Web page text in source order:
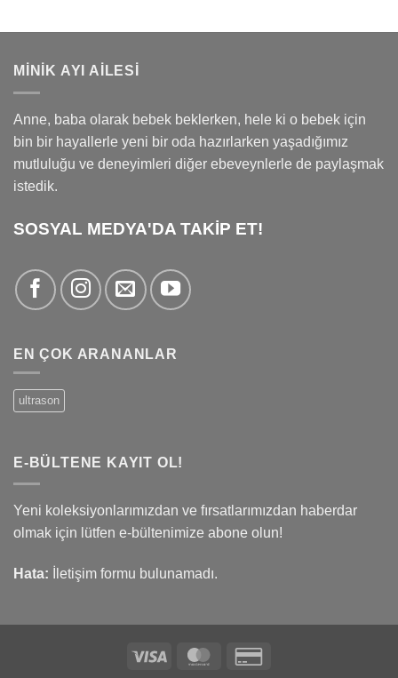
MINIK AYI AILESI
Anne, baba olarak bebek beklerken, hele ki o bebek için
bin bir hayallerle yeni bir oda hazırlarken yaşadığımız
mutluluğu ve deneyimleri diğer ebeveynlerle de paylaşmak
istedik.
SOSYAL MEDYA'DA TAKİP ET!
EN ÇOK ARANANLAR
ultrason
E-BÜLTENE KAYIT OL!
Yeni koleksiyonlarımızdan ve fırsatlarımızdan haberdar
olmak için lütfen e-bültenimize abone olun!
Hata: İletişim formu bulunamadı.
Visa MasterCard